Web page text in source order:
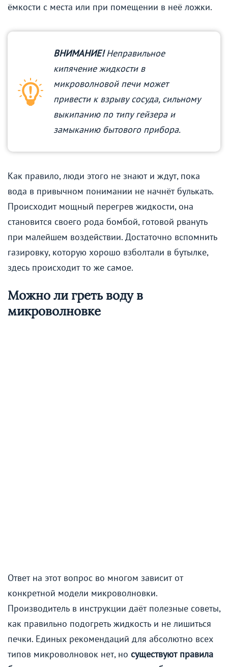
ёмкости с места или при помещении в неё ложки.
ВНИМАНИЕ!Неправильное
кипячение жидкости в
микроволновой печи может
привести к взрыву сосуда, сильному
выкипанию по типу гейзера и
замыканию бытового прибора.
Как правило, люди этого не знают и ждут, пока
вода в привычном понимании не начнёт булькать.
Происходит мощный перегрев жидкости, она
становится своего рода бомбой, готовой рвануть
при малейшем воздействии. Достаточно вспомнить
газировку, которую хорошо взболтали в бутылке,
здесь происходит то же самое.
Можно ли греть воду в
микроволновке
Ответ на этот вопрос во многом зависит от
конкретной модели микроволновки.
Производитель в инструкции даёт полезные советы,
как правильно подогреть жидкость и не лишиться
печки. Единых рекомендаций для абсолютно всех
типов микроволновок нет, но существуют правила